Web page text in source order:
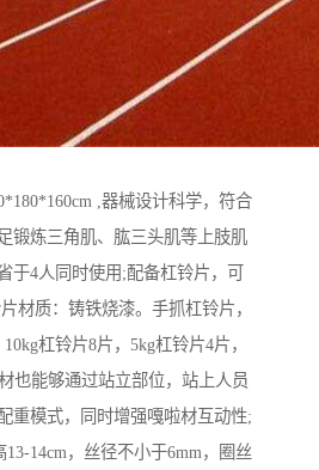
,器械设计科学，符合
锻炼三角肌、肱三头肌等上肢肌
于4人同时使用;配备杠铃片，可
材质：铸铁烧漆。手抓杠铃片，
杠铃片8片，5kg杠铃片4片，
也能够通过站立部位，站上人员
重模式，同时增强嘎啦材互动性;
14cm，丝径不小于6mm，圈丝